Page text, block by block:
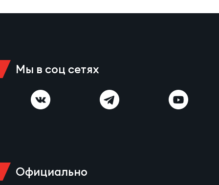
Мы в соц сетях
Официально